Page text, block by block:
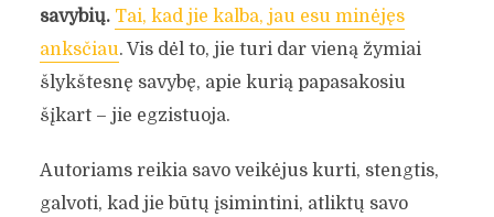
savybių. Tai, kad jie kalba, jau esu minėjęs
anksčiau. Vis dėl to, jie turi dar vieną žymiai
šlykštesnę savybę, apie kurią papasakosiu
šįkart – jie egzistuoja.
Autoriams reikia savo veikėjus kurti, stengtis,
galvoti, kad jie būtų įsimintini, atliktų savo